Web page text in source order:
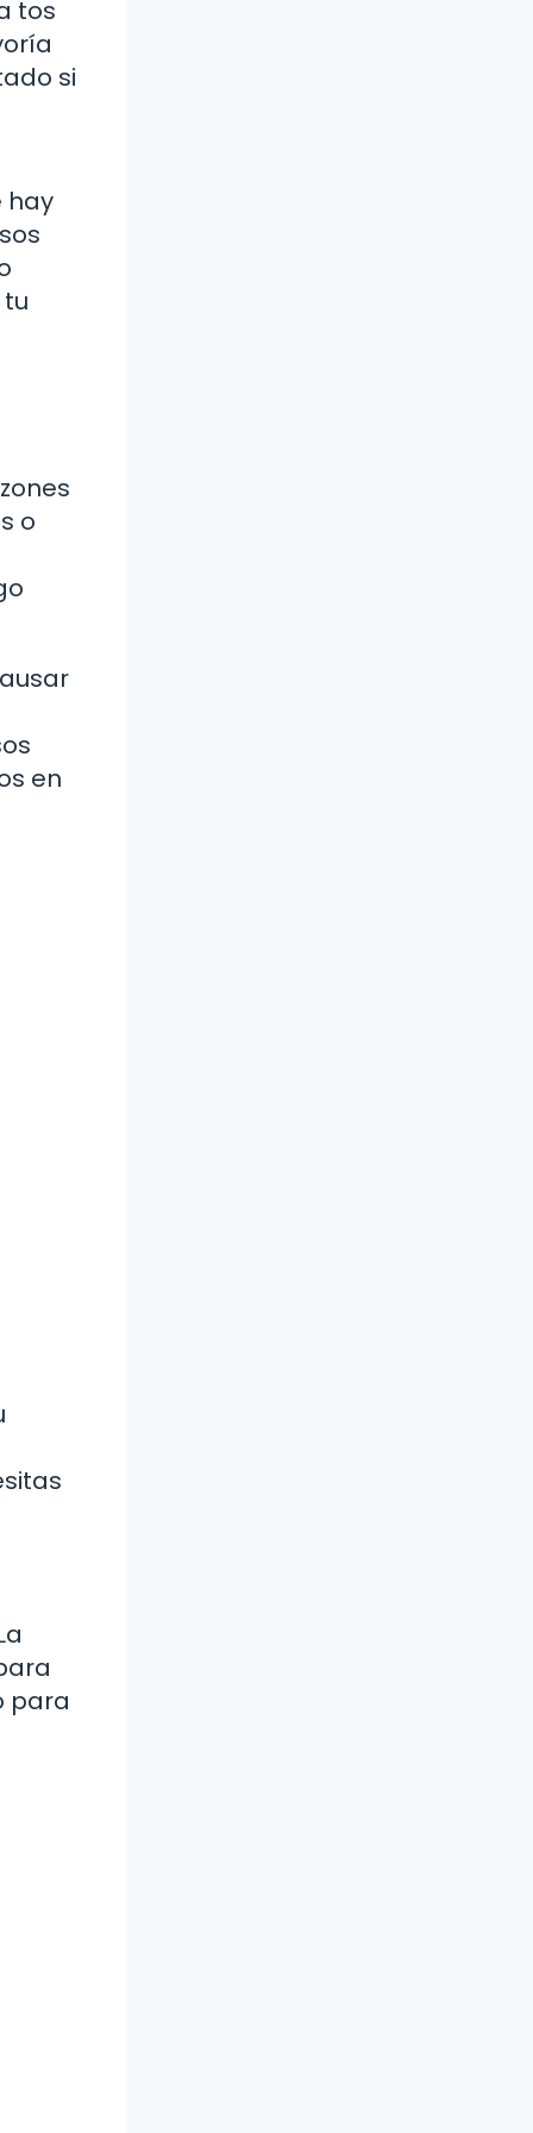
tos
si
hay
o
en
para